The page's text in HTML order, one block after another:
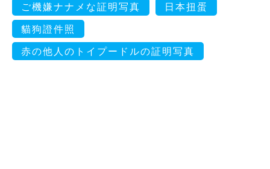
ご機嫌ナナメな証明写真
日本扭蛋
貓狗證件照
赤の他人のトイプードルの証明写真